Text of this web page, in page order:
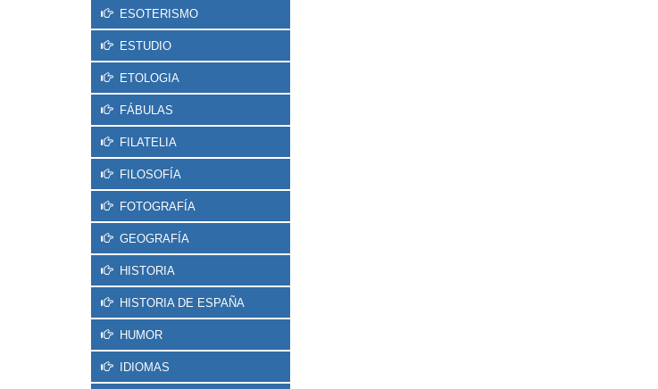
ESOTERISMO
ESTUDIO
ETOLOGIA
FÁBULAS
FILATELIA
FILOSOFÍA
FOTOGRAFÍA
GEOGRAFÍA
HISTORIA
HISTORIA DE ESPAÑA
HUMOR
IDIOMAS